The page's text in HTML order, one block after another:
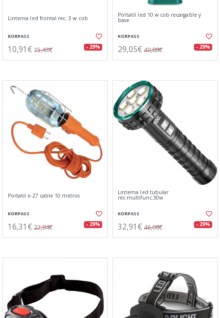
Linterna led frontal rec. 3 w cob
KORPASS
10,91€ 15,43€ - 29%
Portatil led 10 w cob recargable y
base
KORPASS
29,05€ 40,88€ - 29%
Portatil e-27 cable 10 metros
KORPASS
16,31€ 22,84€ - 29%
Linterna led tubular
rec.multifunc.30w
KORPASS
32,91€ 46,08€ - 29%